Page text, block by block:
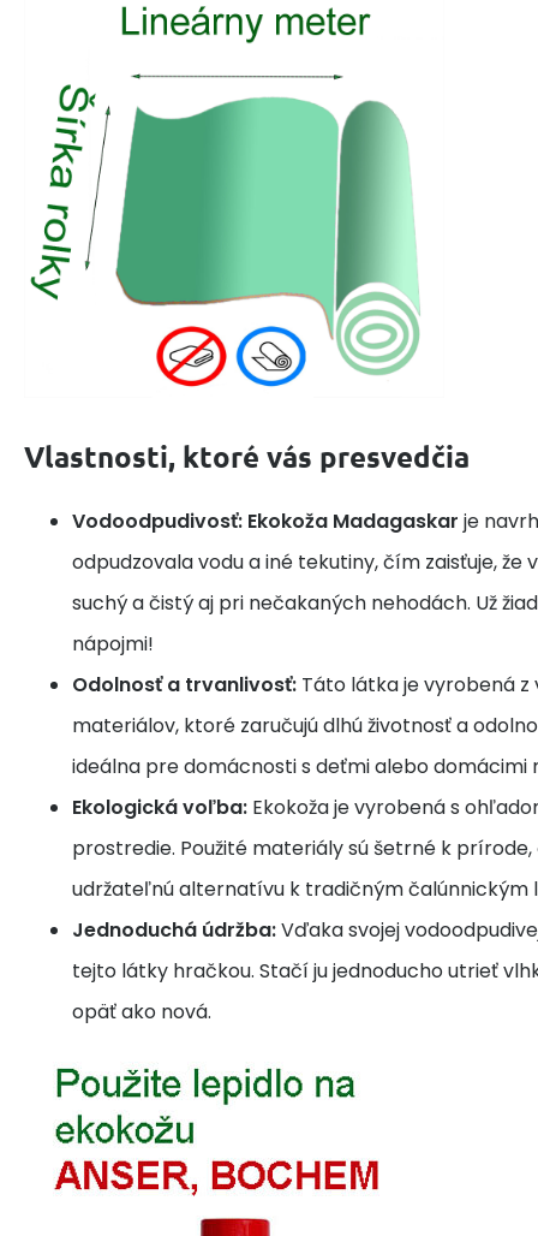
Vlastnosti, ktoré vás presvedčia
Vodoodpudivosť: Ekokoža Madagaskar je
odpudzovala vodu a iné tekutiny, čím zaisťuje, že
suchý a čistý aj pri nečakaných nehodách. Už
nápojmi!
Odolnosť a trvanlivosť: Táto látka je vyrobená
materiálov, ktoré zaručujú dlhú životnosť a
ideálna pre domácnosti s deťmi alebo domácimi
Ekologická voľba: Ekokoža je vyrobená s
prostredie. Použité materiály sú šetrné k
udržateľnú alternatívu k tradičným čalúnnickým
Jednoduchá údržba:Vďaka svojej
tejto látky hračkou. Stačí ju jednoducho utrieť
opäť ako nová.